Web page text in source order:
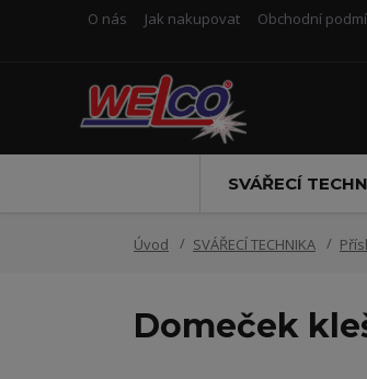
O nás Jak nakupovat Obchodní
SVÁŘECÍ
Úvod SVÁŘECÍ TECHNIKA
Domeček